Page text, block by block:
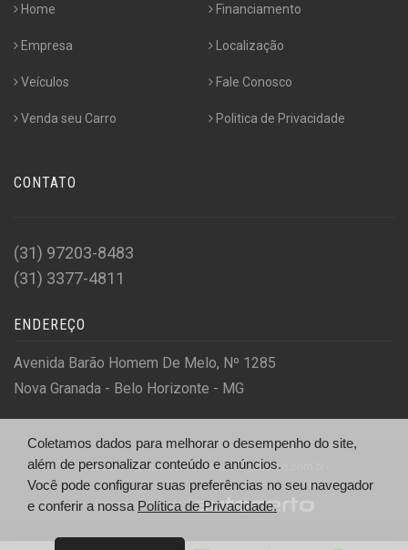
Home
Empresa
Veículos
Venda seu Carro
Financiamento
Localização
Fale Conosco
Politica de Privacidade
CONTATO
(31) 97203-8483
(31) 3377-4811
ENDEREÇO
Avenida Barão Homem De Melo, Nº 1285
Nova Granada - Belo Horizonte - MG
© Wcar Veiculos Barão - http://wcarbarao.com.br/
Desenvolvido por
Coletamos dados para melhorar o desempenho do site,
além de personalizar conteúdo e anúncios.
Você pode configurar suas preferências no seu navegador
e conferir a nossa Política de Privacidade.